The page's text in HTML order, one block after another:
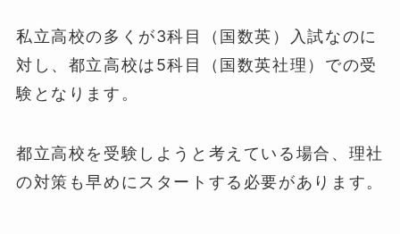
私立高校の多くが3科目（国数英）入試なのに
対し、都立高校は5科目（国数英社理）での受
験となります。
都立高校を受験しようと考えている場合、理社
の対策も早めにスタートする必要があります。